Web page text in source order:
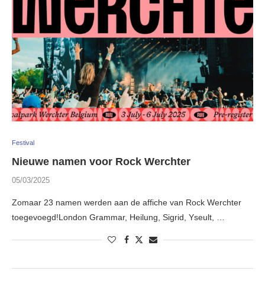
Festival
Nieuwe namen voor Rock Werchter
05/03/2025
Zomaar 23 namen werden aan de affiche van Rock Werchter
toegevoegd!London Grammar, Heilung, Sigrid, Yseult, …